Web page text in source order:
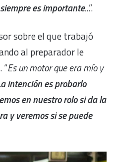
es importante...”.
sobre el que trabajó
al preparador le
Es un motor que era mío y
intención es probarlo
en nuestro rolo si da la
y veremos si se puede